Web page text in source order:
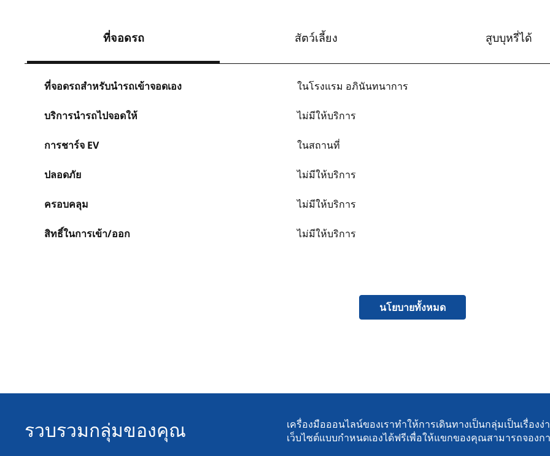
ที่จอดรถ สัตว์เลี้ยง สูบบุหรี่ได้
ที่จอดรถสำหรับนำรถเข้าจอดเอง ในโรงแรม อภินันทนาการ
บริการนำรถไปจอดให้ ไม่มีให้บริการ
การชาร์จ EV ในสถานที่
ปลอดภัย ไม่มีให้บริการ
ครอบคลุม ไม่มีให้บริการ
สิทธิ์ในการเข้า/ออก ไม่มีให้บริการ
นโยบายทั้งหมด
รวบรวมกลุ่มของคุณ
เครื่องมือออนไลน์ของเราทําให้การเดินทางเป็นกลุ่มเป็นเรื่อ
เว็บไซต์แบบกําหนดเองได้ฟรีเพื่อให้แขกของคุณสามารถจองก